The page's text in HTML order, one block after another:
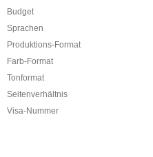
Budget
Sprachen
Produktions-Format
Farb-Format
Tonformat
Seitenverhältnis
Visa-Nummer